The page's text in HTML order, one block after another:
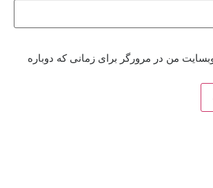
من در مرورگر برای زمانی که دوباره